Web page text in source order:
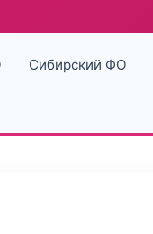
Сибирский ФО